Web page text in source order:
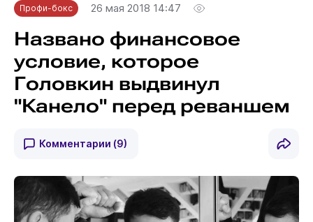
Профи-бокс 26 мая 2018 14:47
Названо финансовое
условие, которое
Головкин выдвинул
"Канело" перед реваншем
Комментарии (9)